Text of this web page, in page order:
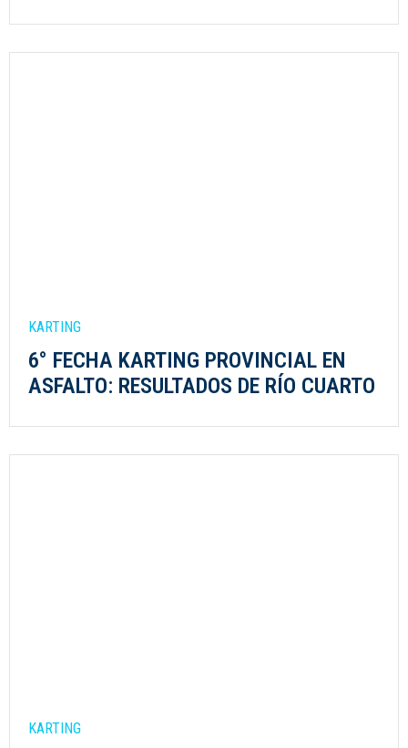
KARTING
6° FECHA KARTING PROVINCIAL EN
ASFALTO: RESULTADOS DE RÍO CUARTO
KARTING